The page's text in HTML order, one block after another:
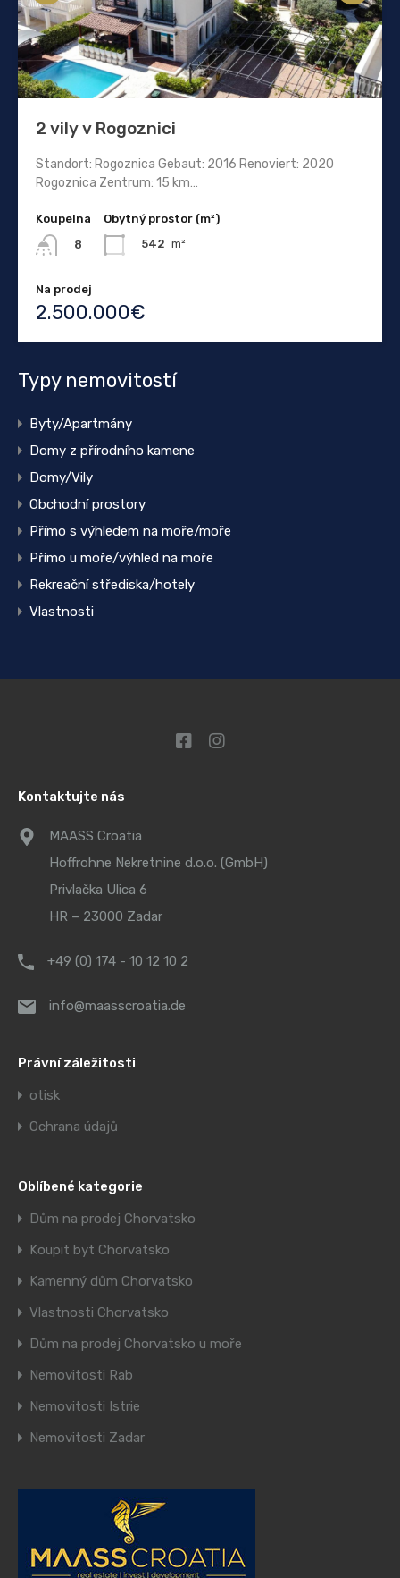
2 vily v Rogoznici
Standort: Rogoznica Gebaut: 2016 Renoviert: 2020
Rogoznica Zentrum: 15 km…
Koupelna
8
Obytný prostor (m²)
542 m²
Na prodej
2.500.000€
Typy nemovitostí
Byty/Apartmány
Domy z přírodního kamene
Domy/Vily
Obchodní prostory
Přímo s výhledem na moře/moře
Přímo u moře/výhled na moře
Rekreační střediska/hotely
Vlastnosti
Kontaktujte nás
MAASS Croatia
Hoffrohne Nekretnine d.o.o. (GmbH)
Privlačka Ulica 6
HR – 23000 Zadar
+49 (0) 174 - 10 12 10 2
info@maasscroatia.de
Právní záležitosti
otisk
Ochrana údajů
Oblíbené kategorie
Dům na prodej Chorvatsko
Koupit byt Chorvatsko
Kamenný dům Chorvatsko
Vlastnosti Chorvatsko
Dům na prodej Chorvatsko u moře
Nemovitosti Rab
Nemovitosti Istrie
Nemovitosti Zadar